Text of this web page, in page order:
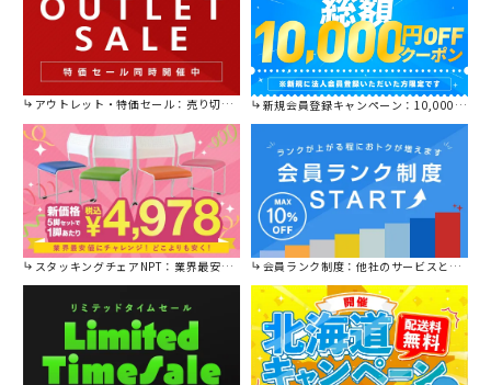
アウトレット・特価セール：売り切れ御免の特別価格！ 新規会員登録キャンペーン：10,000円OFFクーポン進呈中！
スタッキングチェアNPT：業界最安値に挑戦！ 会員ランク制度：他社のサービスと比較してください。